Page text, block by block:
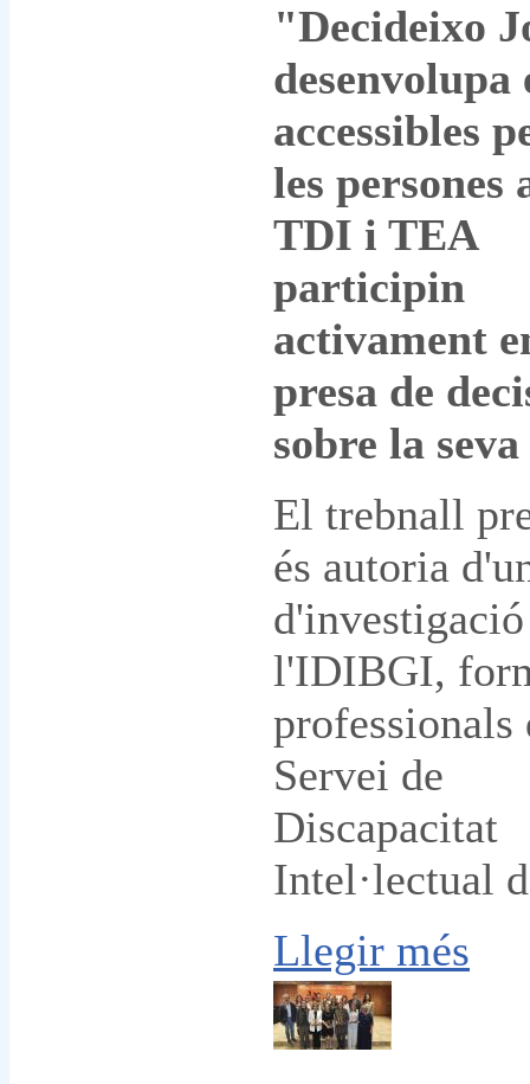
"Decideixo
desenvolupa
accessibles
les persones
TDI i TEA
participin
activament
presa de
sobre la
El trebnall
és autoria
l'IDIBGI,
professionals
Servei de
Discapacitat
Intel·lectual
Llegir més